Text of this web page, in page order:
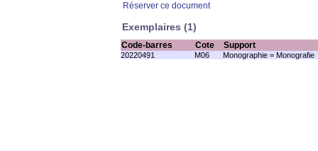
Réserver ce document
Exemplaires (1)
Code-barres Cote Support
20220491 M06 Monographie = Monografie